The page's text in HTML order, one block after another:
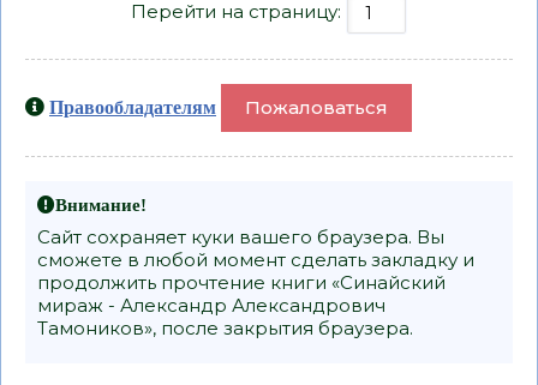
Перейти на страницу:
Правообладателям Пожаловаться
Внимание!
Сайт сохраняет куки вашего браузера. Вы
сможете в любой момент сделать закладку и
продолжить прочтение книги «Синайский
мираж - Александр Александрович
Тамоников», после закрытия браузера.